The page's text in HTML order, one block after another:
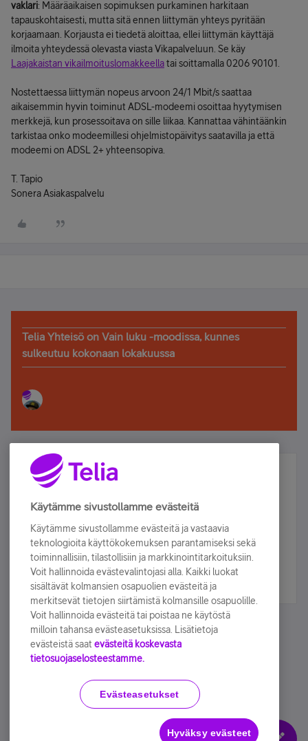
vaklari: Määräaikaisen sopimuksen purkaminen harkitaan
tapauskohtaisesti, mutta sitä ennen liittymän yhteys pyritään
korjaamaan. Korjausta ei tiedetä aloittaa, ellei liittymän käyttäjä
ilmoita yhteydessä olevasta viasta Vikapalveluun. Se käy
Laajakaistan vikailmoituslomakkeellatai soittamalla 0206 90101.
Nostettaessa liittymän nopeus arvoon 24/1 Mbit/s saattaa
aikaisemmin hyvin toiminut ADSL-modeemi osoittaa hyytymisen
merkkejä, kun prosessoitava on sille liikaa. Kannattaa vähintäänkin
tarkistaa onko modeemillesi ohjelmistopäivitys saatavilla ja että
modeemi on ADSL 2+ yhteensopiva.
T. Tapio
Sonera Asiakaspalvelu
Telia Yhteisö on Vain luku -moodissa, kunnes
sulkeutuu kokonaan lokakuussa
Älä jää paitsi – osallistu ja voita!
Tilaa Telian uutiskirje ja olet mukana arvonnassa.
sähköpostiisi.
Tilaa nyt
Käyttöehdot Accessibility statement
Käytämme sivustollamme evästeitä
Käytämme sivustollamme evästeitä ja vastaavia
teknologioita käyttökokemuksen parantamiseksi sekä
toiminnallisiin, tilastollisiin ja markkinointitarkoituksiin.
Voit hallinnoida evästevalintojasi alla. Kaikki luokat
sisältävät kolmansien osapuolien evästeitä ja
merkitsevät tietojen siirtämistä kolmansille osapuolille.
Voit hallinnoida evästeitä tai poistaa ne käytöstä
milloin tahansa evästeasetuksissa. Lisätietoja
evästeistä saat evästeitä koskevasta
tietosuojaselosteestamme.
Evästeasetukset
Hyväksy evästeet